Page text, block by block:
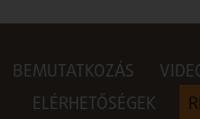
BEMUTATKOZÁS
ELÉRHETŐSÉGEK